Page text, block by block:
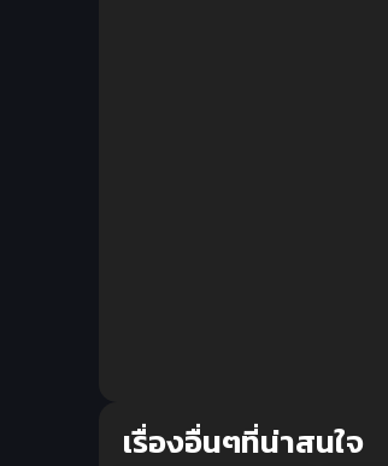
เรื่องอื่นๆที่น่าสนใจ